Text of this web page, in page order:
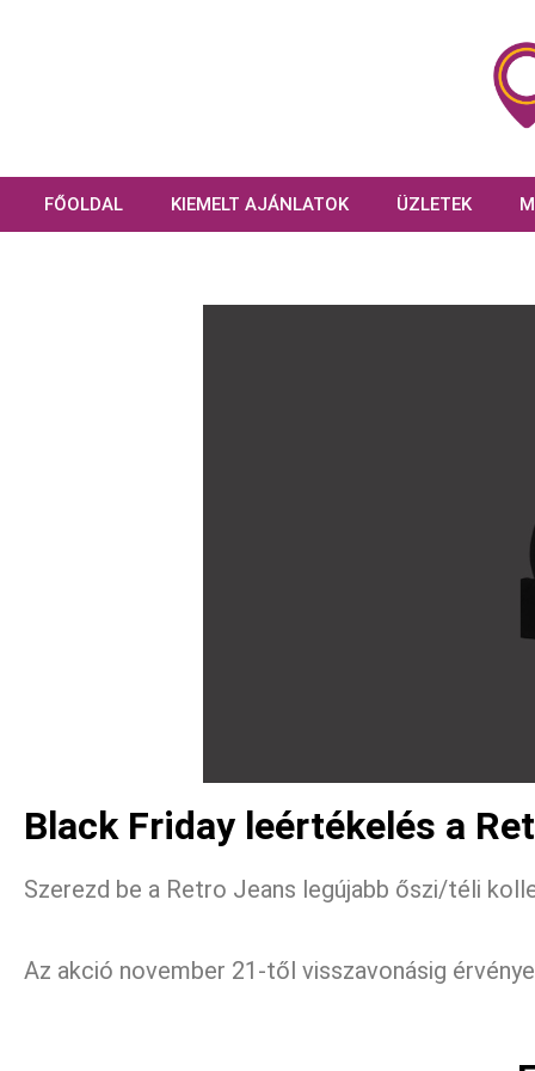
FŐOLDAL KIEMELT AJÁNLATOK ÜZLETEK
Black Friday leértékelés a
Szerezd be a Retro Jeans legújabb őszi/téli
Az akció november 21-től visszavonásig